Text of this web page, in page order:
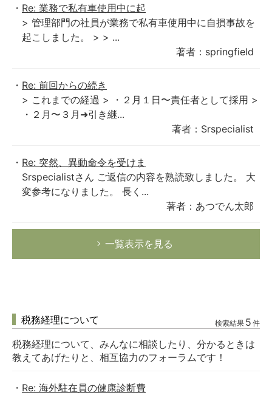
Re: 業務で私有車使用中に起
> 管理部門の社員が業務で私有車使用中に自損事故を
起こしました。 > > ...
著者：springfield
Re: 前回からの続き
> これまでの経過 > ・２月１日〜責任者として採用 >
・２月〜３月➜引き継...
著者：Srspecialist
Re: 突然、異動命令を受けま
Srspecialistさん ご返信の内容を熟読致しました。 大
変参考になりました。 長く...
著者：あつでん太郎
一覧表示を見る
税務経理について 検索結果 5 件
税務経理について、みんなに相談したり、分かるときは
教えてあげたりと、相互協力のフォーラムです！
Re: 海外駐在員の健康診断費